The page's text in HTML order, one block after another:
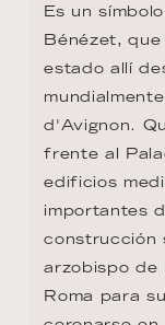
Es un
Bénézet,
estado allí
d'Avignon.
frente al
edificios
importantes
construcción
arzobispo de
Roma para